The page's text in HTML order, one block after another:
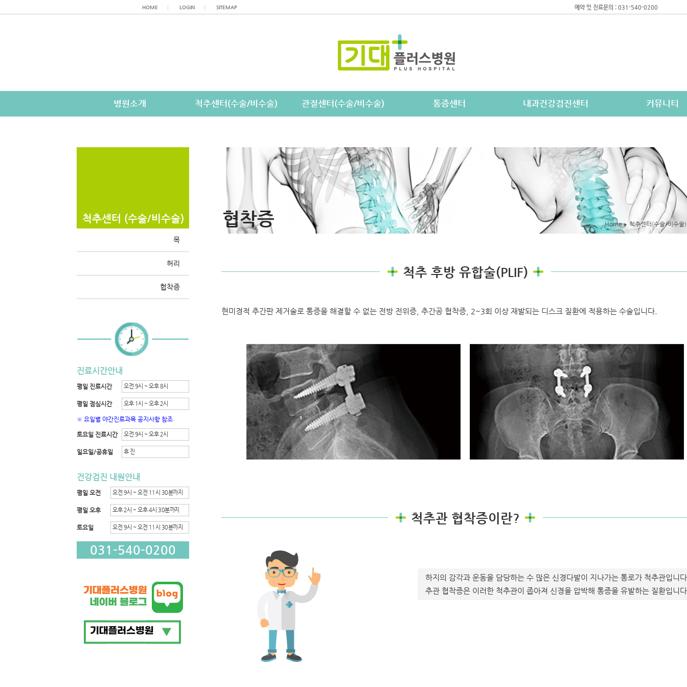
HOME LOGIN SITEMAP 예약 및 진료문의 : 031-540-0200
병원소개 척추센터(수술/비수술) 관절센터(수술/비수술) 통증센터 내과건강검진센터 커뮤니티
척추센터 (수술/비수술)
목
허리
협착증
진료시간안내
평일 진료시간 오전 9시 ~ 오후 8시
평일 점심시간 오후 1시 ~ 오후 2시
※ 요일별 야간진료과목 공지사항 참조
토요일 진료시간 오전 9시 ~ 오후 2시
일요일/공휴일 휴 진
건강검진 내원안내
평일 오전 오전 9시 ~ 오전 11시 30분까지
평일 오후 오후 2시 ~ 오후 4시 30분까지
토요일 오전 9시 ~ 오전 11시 30분까지
031-540-0200
협착증 Home▶ 척추센터(수술/비수
척추 후방 유합술(PLIF)
현미경적 추간판 제거술로 통증을 해결할 수 없는 전방 전위증, 추간공 협착증, 2~3회 이상 재발되는 디스크 질환에 적용하는 수술입니다.
척추관 협착증이란?
하지의 감각과 운동을 담당하는 수 많은 신경다발이 지나가는 통로가 척추관입니
추관 협착증은 이러한 척추관이 좁아져 신경을 압박해 통증을 유발하는 질환입니